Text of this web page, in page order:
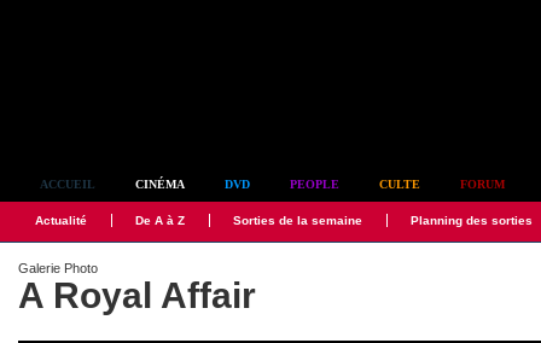
ACCUEIL CINÉMA DVD PEOPLE CULTE FORUM
Actualité De A à Z Sorties de la semaine Planning des sorties
Galerie Photo
A Royal Affair